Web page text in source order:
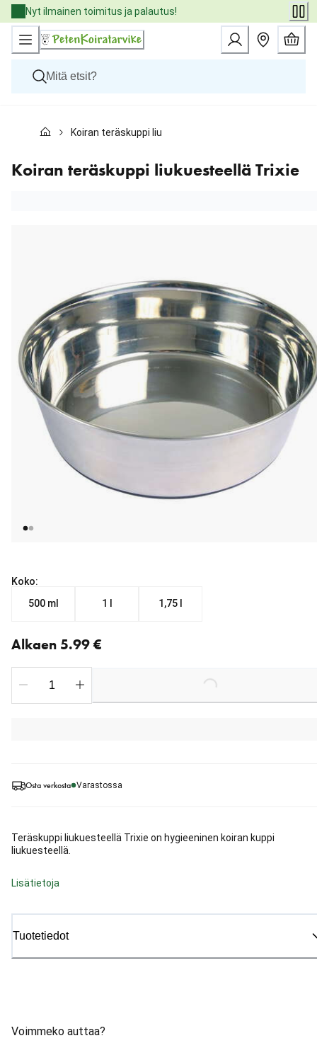
Skip
to
Content
Nyt ilmainen toimitus ja palautus!
Kissat
Eläinlääkäriruoat
Tuotemerkit
Koiran teräskuppi liukuesteellä Trixie
Koiran teräskuppi liukuesteellä Trixie
Osta verkosta Varastossa
Teräskuppi liukuesteellä Trixie on hygieeninen koiran kuppi
liukuesteellä.
Lisätietoja
Tuotetiedot
Voimmeko auttaa?
Koko:
500 ml
1 l 1,75 l
Alkaen 5.99 €
Loading...